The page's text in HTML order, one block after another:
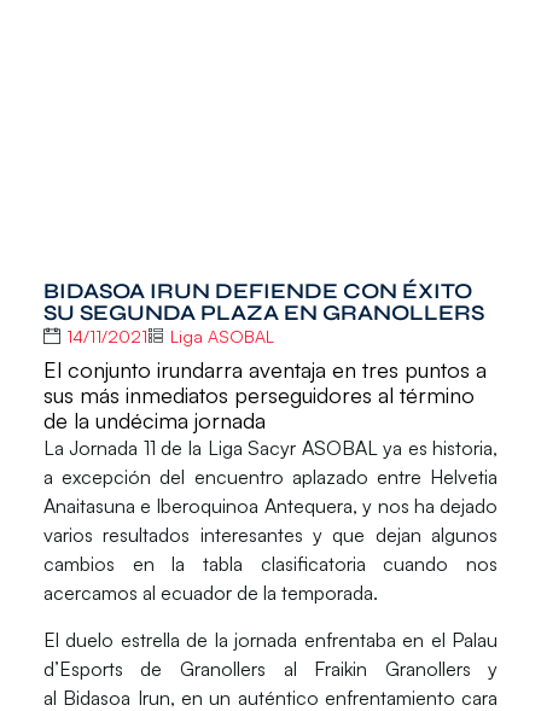
BIDASOA IRUN DEFIENDE CON ÉXITO
SU SEGUNDA PLAZA EN GRANOLLERS
14/11/2021 Liga ASOBAL
El conjunto irundarra aventaja en tres puntos a
sus más inmediatos perseguidores al término
de la undécima jornada
LaJornada 11de la Liga Sacyr ASOBALya es historia,
a excepción del encuentro aplazado entre Helvetia
Anaitasuna e Iberoquinoa Antequera, y nos ha dejado
varios resultados interesantes y que dejan algunos
cambios en la tabla clasificatoria cuando nos
acercamos al ecuador de la temporada.
El duelo estrella de la jornada enfrentaba en el Palau
d’Esports de Granollers al Fraikin Granollersy
al Bidasoa Irun, en un auténtico enfrentamiento cara